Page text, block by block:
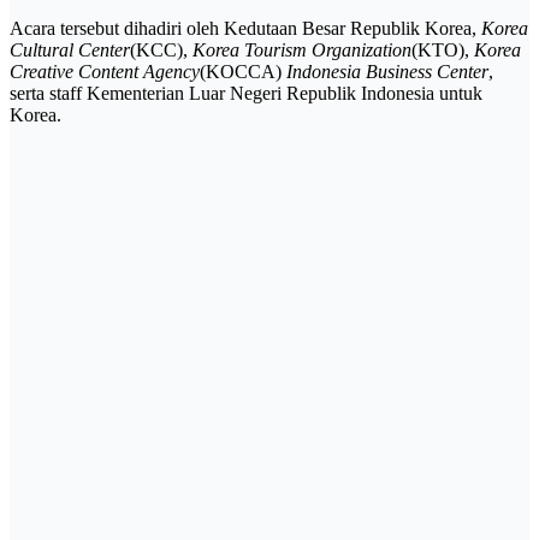
Acara tersebut dihadiri oleh Kedutaan Besar Republik Korea, Korea
Cultural Center(KCC), Korea Tourism Organization(KTO), Korea
Creative Content Agency(KOCCA) Indonesia Business Center,
serta staff Kementerian Luar Negeri Republik Indonesia untuk
Korea.